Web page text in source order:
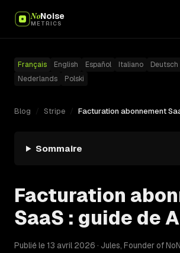
NoNoise
METRICS
Français English Español Italiano Deutsch
Nederlands
Polski
Blog / Stripe / Facturation abonnement
Sommaire
Facturation
SaaS : guide de
Publié le 13 avril 2026 · Jules, Founder of